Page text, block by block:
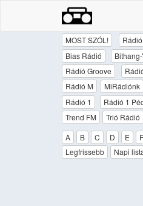
MOST SZÓL!
Bias Rádió
Rádió Groove
Rádió M
MiRádiónk
Rádió 1
Rádió 1
Trend FM
Trió Rádió
A
B C D E F
Legfrissebb
Napi